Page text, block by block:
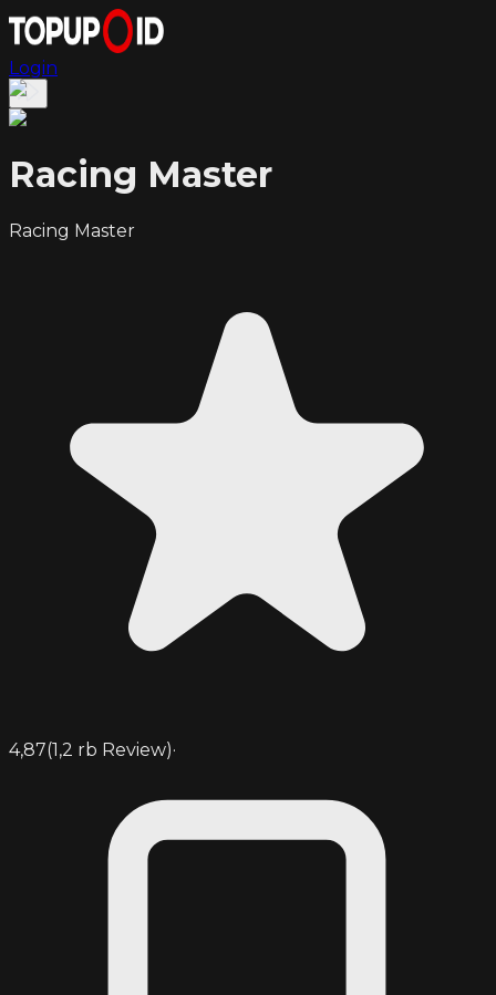
Login
Racing Master
Racing Master
4,87(1,2 rb Review)·